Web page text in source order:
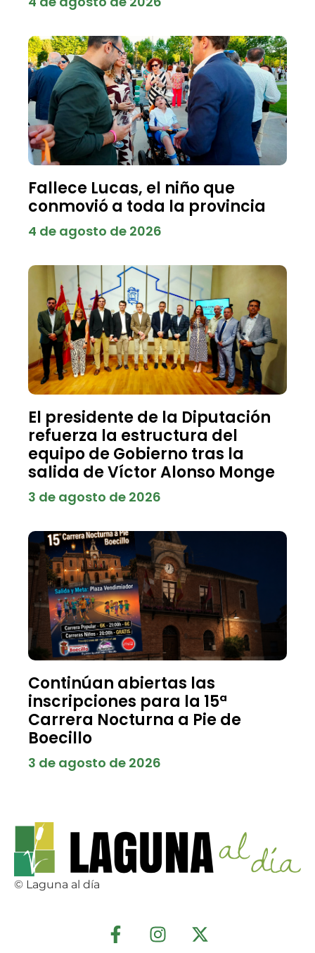
Fallece Lucas, el niño que
conmovió a toda la provincia
4 de agosto de 2026
El presidente de la Diputación
refuerza la estructura del
equipo de Gobierno tras la
salida de Víctor Alonso Monge
3 de agosto de 2026
Continúan abiertas las
inscripciones para la 15ª
Carrera Nocturna a Pie de
Boecillo
3 de agosto de 2026
© Laguna al día